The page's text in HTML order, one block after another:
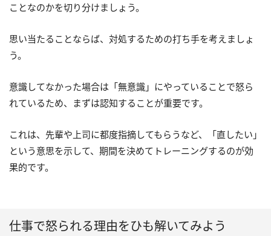
ことなのかを切り分けましょう。
思い当たることならば、対処するための打ち手を考えましょ
う。
意識してなかった場合は「無意識」にやっていることで怒ら
れているため、まずは認知することが重要です。
これは、先輩や上司に都度指摘してもらうなど、「直したい」
という意思を示して、期間を決めてトレーニングするのが効
果的です。
仕事で怒られる理由をひも解いてみよう